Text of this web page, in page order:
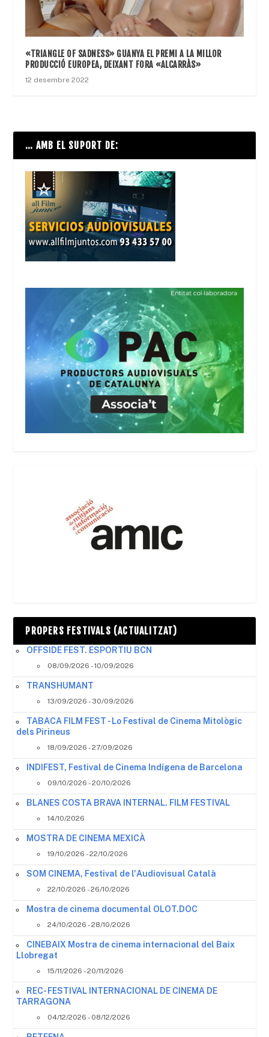
«TRIANGLE OF SADNESS» GUANYA EL PREMI A LA MILLOR
PRODUCCIÓ EUROPEA, DEIXANT FORA «ALCARRÀS»
12 desembre 2022
… AMB EL SUPORT DE:
PROPERS FESTIVALS (ACTUALITZAT)
OFFSIDE FEST. ESPORTIU BCN
08/09/2026 - 10/09/2026
TRANSHUMANT
13/09/2026 - 30/09/2026
TABACA FILM FEST - Lo Festival de Cinema Mitològic
dels Pirineus
18/09/2026 - 27/09/2026
INDIFEST, Festival de Cinema Indígena de Barcelona
09/10/2026 - 20/10/2026
BLANES COSTA BRAVA INTERNAL. FILM FESTIVAL
14/10/2026
MOSTRA DE CINEMA MEXICÀ
19/10/2026 - 22/10/2026
SOM CINEMA, Festival de l'Audiovisual Català
22/10/2026 - 26/10/2026
Mostra de cinema documental OLOT.DOC
24/10/2026 - 28/10/2026
CINEBAIX Mostra de cinema internacional del Baix
Llobregat
15/11/2026 - 20/11/2026
REC- FESTIVAL INTERNACIONAL DE CINEMA DE
TARRAGONA
04/12/2026 - 08/12/2026